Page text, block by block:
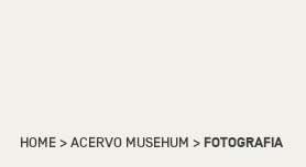
HOME>ACERVO MUSEHUM >FOTOGRAFIA